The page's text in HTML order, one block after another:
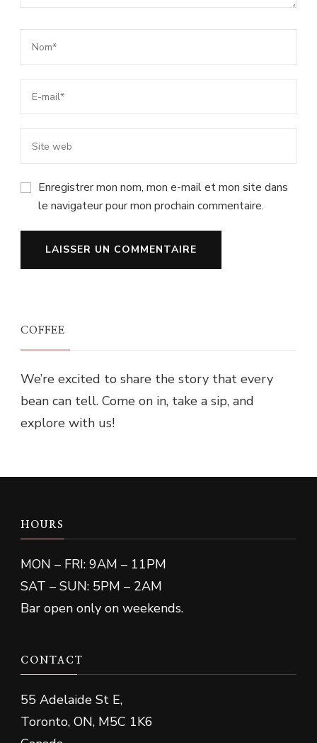
Enregistrer mon nom, mon e-mail et mon site dans
le navigateur pour mon prochain commentaire.
COFFEE
We’re excited to share the story that every
bean can tell. Come on in, take a sip, and
explore with us!
HOURS
MON – FRI: 9AM – 11PM
SAT – SUN: 5PM – 2AM
Bar open only on weekends.
CONTACT
55 Adelaide St E,
Toronto, ON, M5C 1K6